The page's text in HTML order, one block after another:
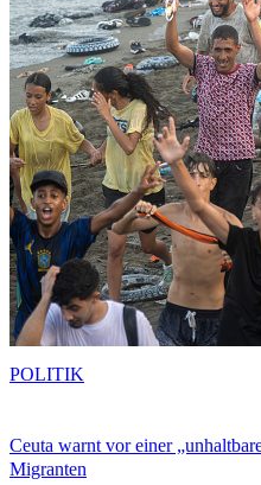
Ceuta warnt vor einer
Migranten
POLITIK